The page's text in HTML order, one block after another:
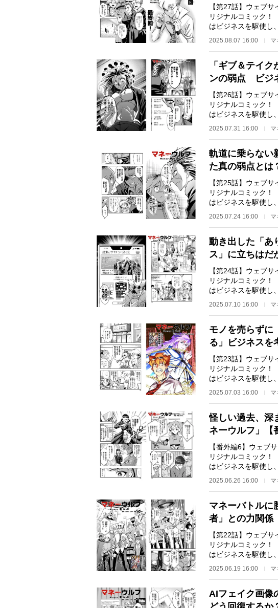
【第27話】ウェブ
リジナルコミック
はビジネスを駆使し
2025.08.07 16:00 マ
「ギブ＆テイ
ンの弱点 ビジ
【第26話】ウェブ
リジナルコミック
はビジネスを駆使し
2025.07.31 16:00 マ
軌道に乗らない
た真の弱点と
【第25話】ウェブ
リジナルコミック
はビジネスを駆使し
2025.07.24 16:00 マ
動き出した「あ
ス」に立ちは
【第24話】ウェブ
リジナルコミック
はビジネスを駆使し
2025.07.10 16:00 マ
モノを売らずに
る」ビジネス
【第23話】ウェブ
リジナルコミック
はビジネスを駆使し
2025.07.03 16:00 マ
怪しい過去、
ネーウルフ」【
【番外編6】ウェブ
リジナルコミック
はビジネスを駆使し
2025.06.26 16:00 マ
マネーバトルに
者」との力関
【第22話】ウェブ
リジナルコミック
はビジネスを駆使し
2025.06.19 16:00 マ
AIフェイク画像